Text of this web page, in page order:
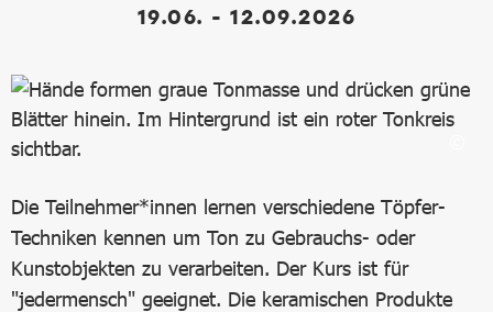
19.06. - 12.09.2026
Die Teilnehmer*innen lernen verschiedene Töpfer-
Techniken kennen um Ton zu Gebrauchs- oder
Kunstobjekten zu verarbeiten. Der Kurs ist für
"jedermensch" geeignet. Die keramischen Produkte